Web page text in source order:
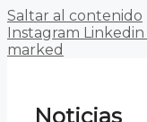
Saltar al contenido
Instagram Linkedin
marked
Noticias